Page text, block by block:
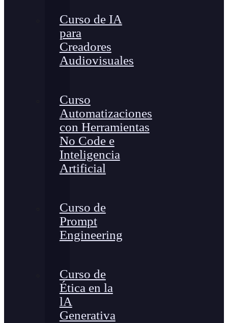
Curso de IA
para
Creadores
Audiovisuales
Curso
Automatizaciones
con Herramientas
No Code e
Inteligencia
Artificial
Curso de
Prompt
Engineering
Curso de
Ética en la
lA
Generativa